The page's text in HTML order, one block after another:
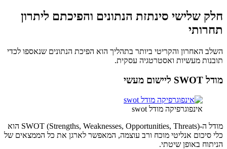
חלק שלישי סינתזת הנתונים והפיכתם ליתרון
תחרותי
השלב האחרון והקריטי ביותר בתהליך הוא הפיכת הנתונים שנאספו לכדי
תובנות מעשיות ואסטרטגיה עסקית.
מודל SWOT ליישום מעשי
אינפוגרפיקה מודל swot
מודל ה-SWOT (Strengths, Weaknesses, Opportunities, Threats) הוא
כלי סיכום אנליטי מוכח ורב עוצמה, המאפשר לארגן את כל הממצאים של
הניתוח באופן שיטתי.